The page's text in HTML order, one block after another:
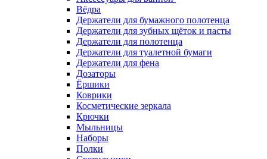
Вёдра
Держатели для бумажного полотенца
Держатели для зубных щёток и пасты
Держатели для полотенца
Держатели для туалетной бумаги
Держатели для фена
Дозаторы
Ёршики
Коврики
Косметические зеркала
Крючки
Мыльницы
Наборы
Полки